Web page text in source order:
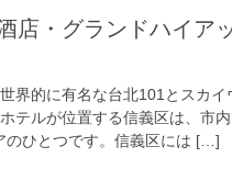
店・グランドハイア
界的に有名な台北101とスカイ
テルが位置する信義区は、市
のひとつです。信義区には […]